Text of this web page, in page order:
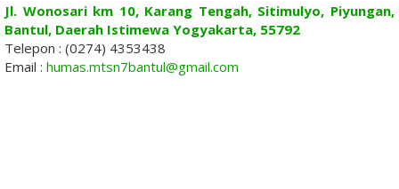
Jl. Wonosari km 10, Karang Tengah, Sitimulyo, Piyungan,
Bantul, Daerah Istimewa Yogyakarta, 55792
Telepon : (0274) 4353438
Email : humas.mtsn7bantul@gmail.com